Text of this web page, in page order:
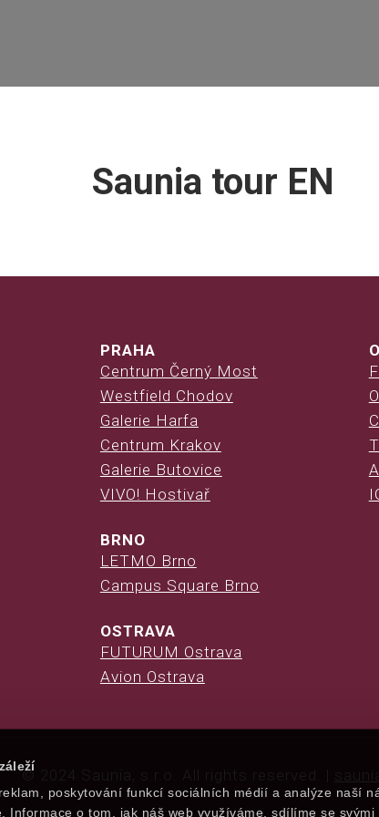
poskytování funkcí sociálních médií a analýze naší
Informace o tom, jak náš web využíváme, sdílíme se svými
Saunia tour EN
PRAHA
Centrum Černý Most
Westfield Chodov
Galerie Harfa
Centrum Krakov
Galerie Butovice
VIVO! Hostivař
BRNO
LETMO Brno
Campus Square Brno
OSTRAVA
FUTURUM Ostrava
Avion Ostrava
© 2024 Saunia, s.r.o. All rights reserved. |